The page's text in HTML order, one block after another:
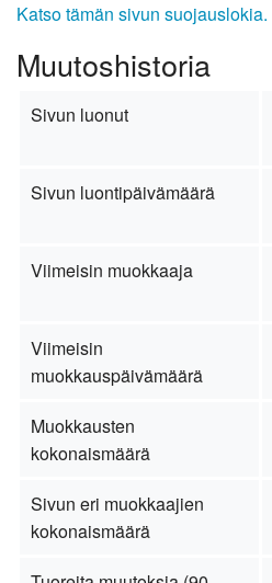
Katso tämän sivun suojauslokia.
Muutoshistoria
Sivun luonut
Sivun luontipäivämäärä
Viimeisin muokkaaja
Viimeisin
muokkauspäivämäärä
Muokkausten
kokonaismäärä
Sivun eri muokkaajien
kokonaismäärä